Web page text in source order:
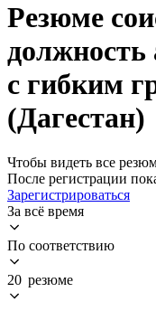
Резюме
должность
с гибким
(Дагестан)
Чтобы видеть все
После регистрации
Зарегистрироваться
За всё время
По соответствию
20 резюме